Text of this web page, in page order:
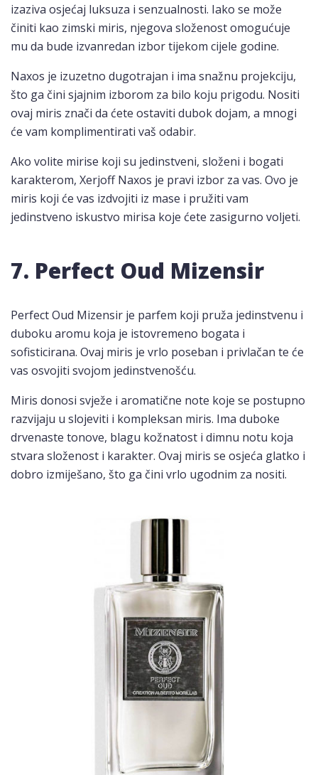
izaziva osjećaj luksuza i senzualnosti. Iako se može
činiti kao zimski miris, njegova složenost omogućuje
mu da bude izvanredan izbor tijekom cijele godine.
Naxos je izuzetno dugotrajan i ima snažnu projekciju,
što ga čini sjajnim izborom za bilo koju prigodu. Nositi
ovaj miris znači da ćete ostaviti dubok dojam, a mnogi
će vam komplimentirati vaš odabir.
Ako volite mirise koji su jedinstveni, složeni i bogati
karakterom, Xerjoff Naxos je pravi izbor za vas. Ovo je
miris koji će vas izdvojiti iz mase i pružiti vam
jedinstveno iskustvo mirisa koje ćete zasigurno voljeti.
7. Perfect Oud Mizensir
Perfect Oud Mizensir je parfem koji pruža jedinstvenu i
duboku aromu koja je istovremeno bogata i
sofisticirana. Ovaj miris je vrlo poseban i privlačan te će
vas osvojiti svojom jedinstvenošću.
Miris donosi svježe i aromatične note koje se postupno
razvijaju u slojeviti i kompleksan miris. Ima duboke
drvenaste tonove, blagu kožnatost i dimnu notu koja
stvara složenost i karakter. Ovaj miris se osjeća glatko i
dobro izmiješano, što ga čini vrlo ugodnim za nositi.